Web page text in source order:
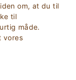
om, at du til
til
måde.
vores